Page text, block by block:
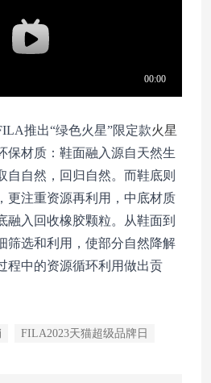
推出“绿色火星”限定款火星
保材质：鞋面融入源自天然生
自然，回归自然。而鞋底则
更注重资源再利用，中底材质
融入回收橡胶颗粒。从鞋面到
筛选和利用，使部分自然降解
程中的资源循环利用做出贡
FILA2023天猫超级品牌日